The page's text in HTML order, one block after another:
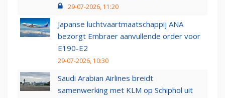
29-07-2026, 11:20
Japanse luchtvaartmaatschappij ANA
bezorgt Embraer aanvullende order voor
E190-E2
29-07-2026, 10:30
Saudi Arabian Airlines breidt
samenwerking met KLM op Schiphol uit